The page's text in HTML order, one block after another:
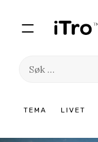
TEMA LIVET
Søk
innhold